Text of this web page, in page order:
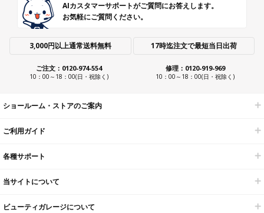
AIカスタマーサポートがご質問にお答えします。
お気軽にご質問ください。
3,000円以上通常送料無料 17時迄注文で最短当日出荷
ご注文：0120-974-554
10：00～18：00(日・祝除く)
修理：0120-919-969
10：00～18：00(日・祝除く)
ショールーム・ストアのご案内
ご利用ガイド
各種サポート
当サイトについて
ビューティガレージについて